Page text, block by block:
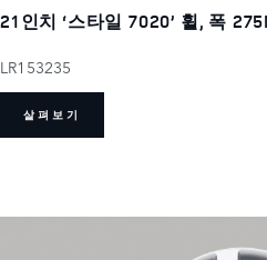
21인치 ‘스타일 7020’ 휠, 폭
LR153235
살펴보기